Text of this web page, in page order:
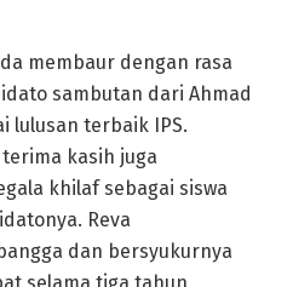
membaur dengan rasa
sambutan dari Ahmad
lulusan terbaik IPS.
kasih juga
khilaf sebagai siswa
Reva
dan bersyukurnya